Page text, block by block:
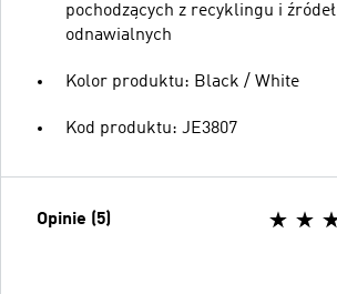
pochodzących z recyklingu i źródeł
odnawialnych
Kolor produktu: Black / White
Kod produktu: JE3807
Opinie (5)